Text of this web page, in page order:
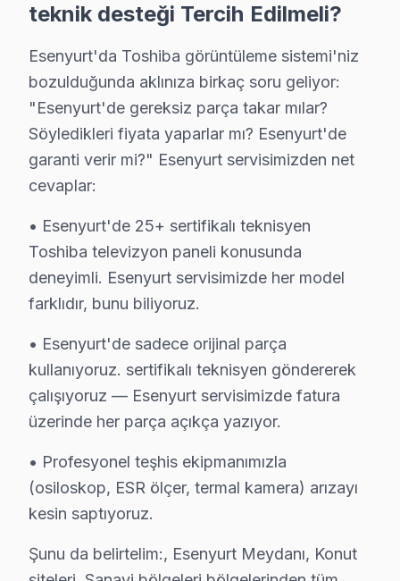
Orhan Gazi Toshiba Servis
Esenyurt Toshiba Servis →
Osmangazi Toshiba Servis
Esenyurt'da Osmangazi mahallesi için Toshiba TV tamir
Esenyurt Toshiba Servis →
Örnek mahallesinde Toshiba TV arızaları için aynı gün
Esenyurt Toshiba Servis →
Pınar Toshiba Servis
Esenyurt TV Servis Merkezi →
Piri Reis Toshiba Servis
Piri Reis'de Toshiba TV güç kartı kondansatör şişmesi en
Saadetdere Toshiba Servis
Toshiba TV HDMI port arızası Saadetdere adresine
Selahaddin Eyyubi Toshiba Servis
teknik desteği Tercih Edilmeli?
Esenyurt'da Toshiba görüntüleme sistemi'niz
bozulduğunda aklınıza birkaç soru geliyor:
"Esenyurt'de gereksiz parça takar mılar?
Söyledikleri fiyata yaparlar mı? Esenyurt'de
garanti verir mi?" Esenyurt servisimizden net
cevaplar:
• Esenyurt'de 25+ sertifikalı teknisyen
Toshiba televizyon paneli konusunda
deneyimli. Esenyurt servisimizde her model
farklıdır, bunu biliyoruz.
• Esenyurt'de sadece orijinal parça
kullanıyoruz. sertifikalı teknisyen göndererek
çalışıyoruz — Esenyurt servisimizde fatura
üzerinde her parça açıkça yazıyor.
• Profesyonel teşhis ekipmanımızla
(osiloskop, ESR ölçer, termal kamera) arızayı
kesin saptıyoruz.
Şunu da belirtelim:, Esenyurt Meydanı, Konut